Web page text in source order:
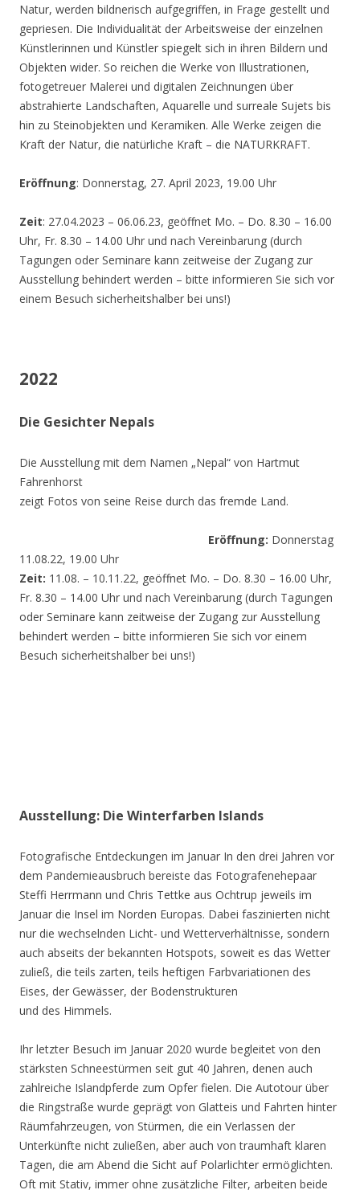
Natur, werden bildnerisch aufgegriffen, in Frage gestellt und
gepriesen. Die Individualität der Arbeitsweise der einzelnen
Künstlerinnen und Künstler spiegelt sich in ihren Bildern und
Objekten wider. So reichen die Werke von Illustrationen,
fotogetreuer Malerei und digitalen Zeichnungen über
abstrahierte Landschaften, Aquarelle und surreale Sujets bis
hin zu Steinobjekten und Keramiken. Alle Werke zeigen die
Kraft der Natur, die natürliche Kraft – die NATURKRAFT.
Eröffnung: Donnerstag, 27. April 2023, 19.00 Uhr
Zeit: 27.04.2023 – 06.06.23, geöffnet Mo. – Do. 8.30 – 16.00
Uhr, Fr. 8.30 – 14.00 Uhr und nach Vereinbarung (durch
Tagungen oder Seminare kann zeitweise der Zugang zur
Ausstellung behindert werden – bitte informieren Sie sich vor
einem Besuch sicherheitshalber bei uns!)
2022
Die Gesichter Nepals
Die Ausstellung mit dem Namen „Nepal“ von Hartmut
Fahrenhorst
zeigt Fotos von seine Reise durch das fremde Land.
Eröffnung: Donnerstag
11.08.22, 19.00 Uhr
Zeit: 11.08. – 10.11.22, geöffnet Mo. – Do. 8.30 – 16.00 Uhr,
Fr. 8.30 – 14.00 Uhr und nach Vereinbarung (durch Tagungen
oder Seminare kann zeitweise der Zugang zur Ausstellung
behindert werden – bitte informieren Sie sich vor einem
Besuch sicherheitshalber bei uns!)
Ausstellung: Die Winterfarben Islands
Fotografische Entdeckungen im Januar In den drei Jahren vor
dem Pandemieausbruch bereiste das Fotografenehepaar
Steffi Herrmann und Chris Tettke aus Ochtrup jeweils im
Januar die Insel im Norden Europas. Dabei faszinierten nicht
nur die wechselnden Licht- und Wetterverhältnisse, sondern
auch abseits der bekannten Hotspots, soweit es das Wetter
zuließ, die teils zarten, teils heftigen Farbvariationen des
Eises, der Gewässer, der Bodenstrukturen
und des Himmels.
Ihr letzter Besuch im Januar 2020 wurde begleitet von den
stärksten Schneestürmen seit gut 40 Jahren, denen auch
zahlreiche Islandpferde zum Opfer fielen. Die Autotour über
die Ringstraße wurde geprägt von Glatteis und Fahrten hinter
Räumfahrzeugen, von Stürmen, die ein Verlassen der
Unterkünfte nicht zuließen, aber auch von traumhaft klaren
Tagen, die am Abend die Sicht auf Polarlichter ermöglichten.
Oft mit Stativ, immer ohne zusätzliche Filter, arbeiten beide